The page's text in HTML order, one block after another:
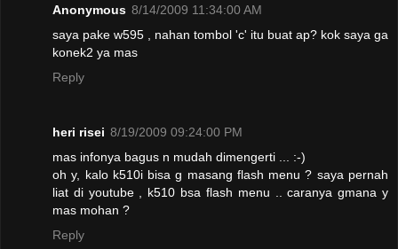
Anonymous 8/14/2009 11:34:00 AM
saya pake w595 , nahan tombol 'c' itu buat ap? kok saya ga
konek2 ya mas
Reply
heri risei 8/19/2009 09:24:00 PM
mas infonya bagus n mudah dimengerti ... :-)
oh y, kalo k510i bisa g masang flash menu ? saya pernah
liat di youtube , k510 bsa flash menu .. caranya gmana y
mas mohan ?
Reply